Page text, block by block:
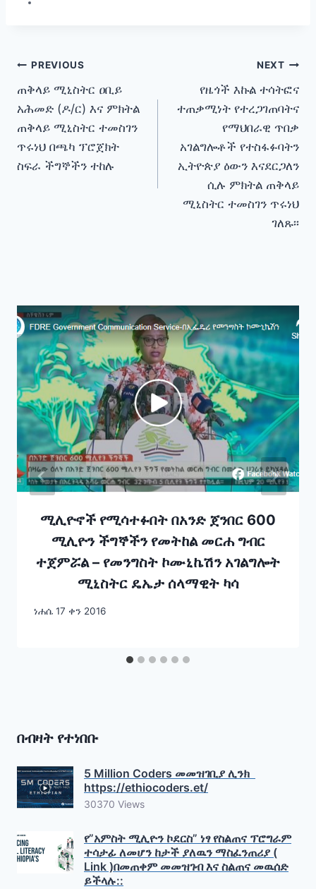
Post
navigation
PREVIOUS
ጠቅላይ ሚኒስትር ዐቢይ
አሕመድ (ዶ/ር) እና ምክትል
ጠቅላይ ሚኒስትር ተመስገን
ጥሩነህ በጫካ ፕሮጀክት
ስፍራ ችግኞችን ተከሉ
NEXT
የዜጎች እኩል ተሳትፎና
ተጠቃሚነት የተረጋገጠባትና
የማህበራዊ ጥበቃ
አገልግሎቶች የተስፋፉባትን
ኢትዮጵያ ዕውን እናደርጋለን
ሲሉ ምክትል ጠቅላይ
ሚኒስትር ተመስገን ጥሩነህ
ገለጹ፡፡
ሚሊዮኖች የሚሳተፉበት በአንድ ጀንበር 600
ሚሊዮን ችግኞችን የመትከል መርሐ ግብር
ተጀምሯል – የመንግስት ኮሙኒኬሽን አገልግሎት
ሚኒስትር ዴኤታ ሰላማዊት ካሳ
ነሐሴ 17 ቀን 2016
በብዛት የተነበቡ
5 Million Coders መመዝገቢያ ሊንክ
https://ethiocoders.et/
30370 Views
የ”አምስት ሚሊዮን ኮደርስ” ነፃ የስልጠና ፕሮግራም
ተሳታፊ ለመሆን ከታች ያለዉን ማስፈንጠሪያ (
Link )በመጠቀም መመዝገብ እና ስልጠና መዉሰድ
ይችላሉ::